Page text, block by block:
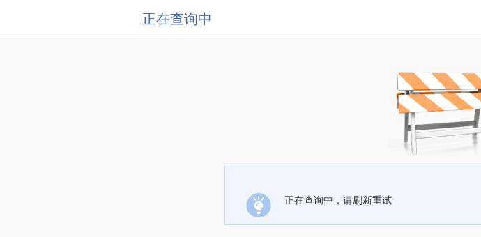
正在查询中
正在查询中，请刷新重试